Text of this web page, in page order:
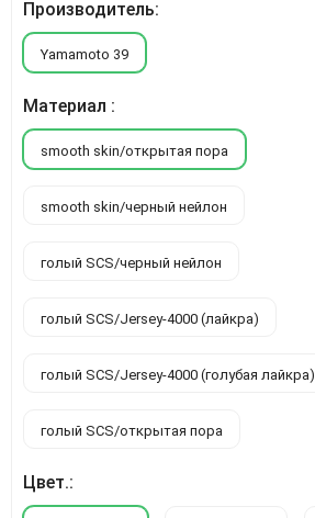
Производитель:
Yamamoto 39
Материал :
smooth skin/открытая пора
smooth skin/черный нейлон
голый SCS/черный нейлон
голый SCS/Jersey-4000 (лайкра)
голый SCS/Jersey-4000 (голубая лайкра)
голый SCS/открытая пора
Цвет.: